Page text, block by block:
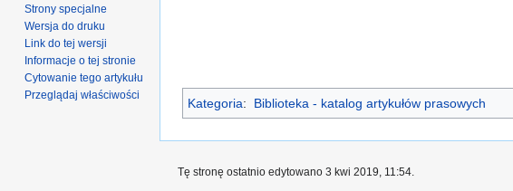
Kategoria: Biblioteka - katalog artykułów prasowych
Strony specjalne
Wersja do druku
Link do tej wersji
Informacje o tej stronie
Cytowanie tego artykułu
Przeglądaj właściwości
Tę stronę ostatnio edytowano 3 kwi 2019, 11:54.